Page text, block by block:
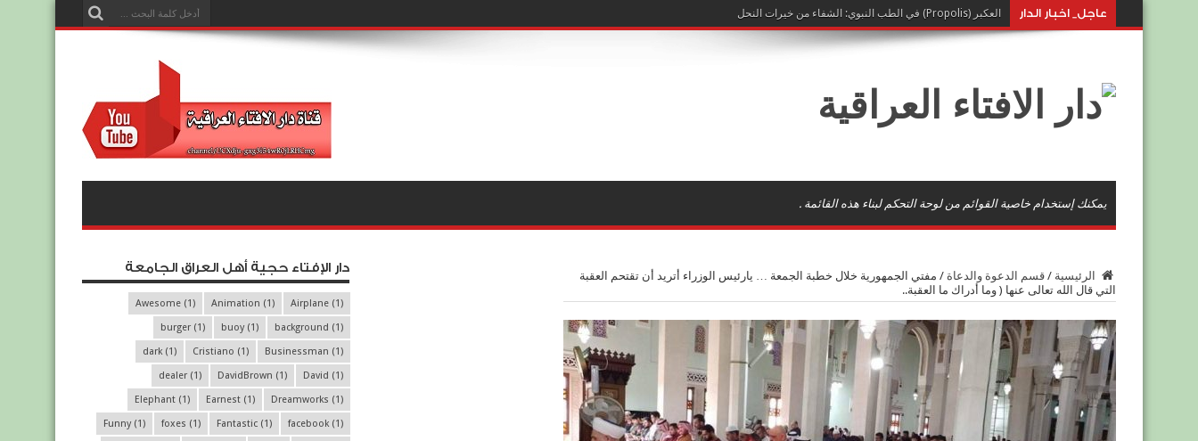
عاجل_ اخبار الدار العكبر (Propolis) في الطب النبوي: الشفاء من خيرات النحل
يمكنك إستخدام خاصية القوائم من لوحة التحكم لبناء هذه القائمة .
الرئيسية / قسم الدعوة والدعاة / مفتي الجمهورية خلال خطبة الجمعة … يارئيس الوزراء أتريد أن تقتحم العقبة
التي قال الله تعالى عنها ( وما أدراك ما العقبة..
دار الإفتاء حجية أهل العراق الجامعة
Airplane (1)
Animation (1)
Awesome (1)
background (1)
buoy(1)
burger (1)
Businessman (1)
Cristiano (1)
dark (1)
David (1)
DavidBrown (1)
dealer (1)
Dreamworks (1)
Earnest (1)
Elephant (1)
facebook (1)
Fantastic (1)
foxes (1)
Funny(1)